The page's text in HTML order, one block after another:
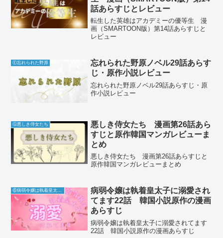
話あらすじとレビュー
転生した英雄はアカデミーの優等生 漫
画（SMARTOON版）第14話あらすじと
レビュー
Ⓔ忘れられた野原
忘れられた野原ノベル29話あらす
じ・原作小説レビュー
忘れられた野原ノベル29話あらすじ・原
作小説レビュー
Ⓖ悪しき侍女たち
悪しき侍女たち 漫画第26話あら
すじと原作韓国マンガレビューま
とめ
悪しき侍女たち 漫画第26話あらすじと
原作韓国マンガレビューまとめ
⑥病弱令嬢は執着皇太子に溺愛されてます
病弱令嬢は執着皇太子に溺愛され
てます22話 韓国小説原作の漫画
あらすじ
病弱令嬢は執着皇太子に溺愛されてます
22話 韓国小説原作の漫画あらすじ